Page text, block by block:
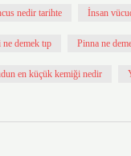
nedir tarihte İnsan
demek tıp Pinna ne
en küçük kemiği nedir